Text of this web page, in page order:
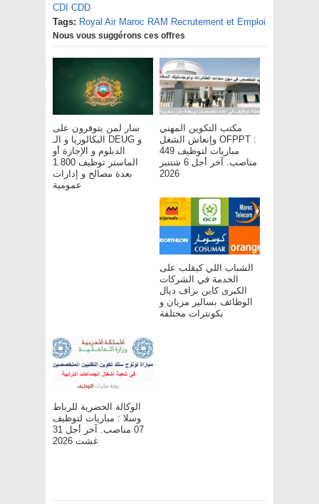
CDI CDD
Tags: Royal Air Maroc RAM Recrutement et Emploi
Nous vous suggérons ces offres
سار لمن يتوفرون على
البكالوريا و الـ DEUG و
الدبلوم و الإجازة أو
الماستر توظيف 1.800
بعدة مصالح و إدارات
عمومية
مكتب التكوين المهني
وإنعاش الشغل OFPPT :
مباريات لتوظيف 449
مناصب. آخر أجل 6 شتنبر
2026
الشباب اللي كيقلب على
الخدمة في الشركات
الكبرى كاين بزاف ديال
الوظائف بسالير مزيان و
بكونترات مختلفة
الوكالة الحضرية للرباط
وسلا : مباريات لتوظيف
07 مناصب. آخر أجل 31
غشت 2026